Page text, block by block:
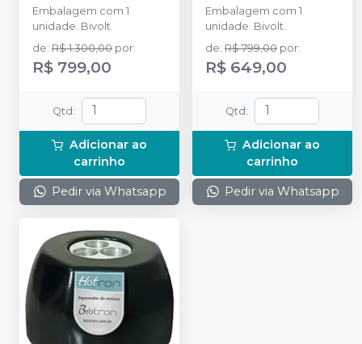
em 1 -
Embalagem com 1
unidade. Bivolt.
de: R$ 1.300,00 por:
R$ 799,00
Qtd :
Adicionar ao
carrinho
Pedir via Whatsapp
em 1
-
Embalagem com 1
unidade. Bivolt.
de: R$ 799,00 por:
R$ 649,00
Qtd :
Adicionar ao
carrinho
Pedir via Whatsapp